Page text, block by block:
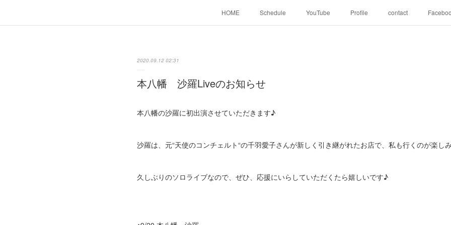
HOME Schedule YouTube Profile contact
2020.09.12 02:31
本八幡 沙羅Liveのお知らせ
本八幡の沙羅に初出演させていただきます♪
沙羅は、元“天使のコンチェルト“の千羽愛子さんが新しく引き継がれたお店で、私も行くのが楽し
久しぶりのソロライブなので、ぜひ、応援にいらしていただくたら嬉しいです♪